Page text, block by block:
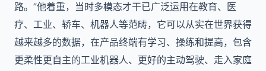
路。”他着重，当时多模态才干已广泛运用在教育、医
疗、工业、轿车、机器人等范畴，它可以从实在世界获得
越来越多的数据，在产品终端有学习、操练和提高，包含
更柔性更自主的工业机器人、更好的主动驾驶、走入家庭